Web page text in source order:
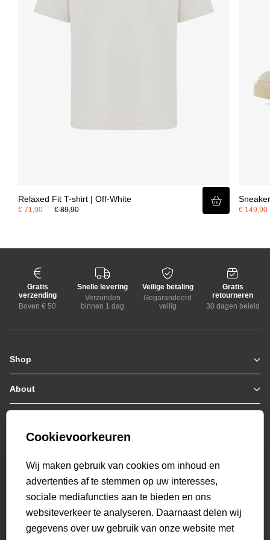
Relaxed Fit T-shirt | Off-White
€ 71,90 € 89,90 € 149,90
comfortabele en verstelbare pasvorm, volledig in lijn met de moderne
signatuur van Genti.
Gratis
verzending
Boven € 50
Snelle levering
Verzonden
binnen 1 dag
Veilige betaling
Gegarandeerd
veilig
Gratis
retourneren
30 dagen beleid
Shop
Zomerjassen
Jassen / Coats
Truien
Sweaters
T-shirts
Overshirts
Overhemden
Sweatpants
Broeken
About
Who we are
Genti X PSV
Bestellen & Betalen
Retourneren
Veelgestelde vragen
Mijn Account
beoordelingen
Cookievoorkeuren
Wij maken gebruik van cookies om inhoud en
advertenties af te stemmen op uw interesses,
sociale mediafuncties aan te bieden en ons
websiteverkeer te analyseren. Daarnaast delen wij
gegevens over uw gebruik van onze website met